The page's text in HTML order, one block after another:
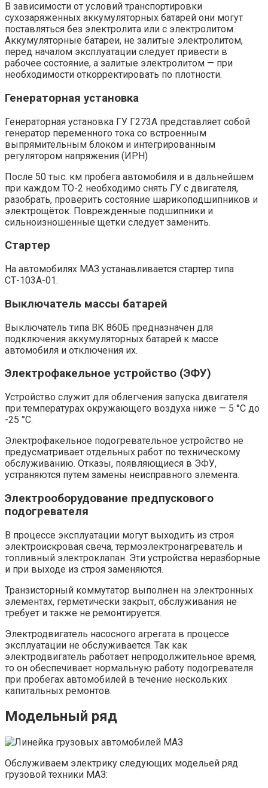
В зависимости от условий транспортировки
сухозаряженных аккумуляторных батарей они могут
поставляться без электролита или с электролитом.
Аккумуляторные батареи, не залитые электролитом,
перед началом эксплуатации следует привести в
рабочее состояние, а залитые электролитом — при
необходимости откорректировать по плотности.
Генераторная установка
Генераторная установка ГУ Г273А представляет собой
генератор переменного тока со встроенным
выпрямительным блоком и интегрированным
регулятором напряжения (ИРН)
После 50 тыс. км пробега автомобиля и в дальнейшем
при каждом ТО-2 необходимо снять ГУ с двигателя,
разобрать, проверить состояние шарикоподшипников и
электрощёток. Поврежденные подшипники и
сильноизношенные щетки следует заменить.
Стартер
На автомобилях МАЗ устанавливается стартер типа
СТ-103А-01.
Выключатель массы батарей
Выключатель типа ВК 860Б предназначен для
подключения аккумуляторных батарей к массе
автомобиля и отключения их.
Электрофакельное устройство (ЭФУ)
Устройство служит для облегчения запуска двигателя
при температурах окружающего воздуха ниже — 5 °С до
-25 °С.
Электрофакельное подогревательное устройство не
предусматривает отдельных работ по техническому
обслуживанию. Отказы, появляющиеся в ЭФУ,
устраняются путем замены неисправного элемента.
Электрооборудование предпускового
подогревателя
В процессе эксплуатации могут выходить из строя
электроискровая свеча, термоэлектронагреватель и
топливный электроклапан. Эти устройства неразборные
и при выходе из строя заменяются.
Транзисторный коммутатор выполнен на электронных
элементах, герметически закрыт, обслуживания не
требует и также не ремонтируется.
Электродвигатель насосного агрегата в процессе
эксплуатации не обслуживается. Так как
электродвигатель работает непродолжительное время,
то он обеспечивает нормальную работу подогревателя
при пробегах автомобилей в течение нескольких
капитальных ремонтов.
Модельный ряд
Обслуживаем электрику следующих модельей ряд
грузовой техники МАЗ: